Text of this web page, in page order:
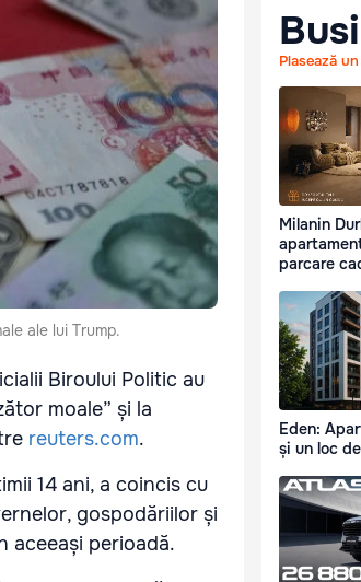
ale lui Trump.
Biroului Politic au
moale” și la
reuters.com.
14 ani, a coincis cu
gospodăriilor și
aceeași perioadă.
Plasează
Milanin
parcare
Eden:
și un loc